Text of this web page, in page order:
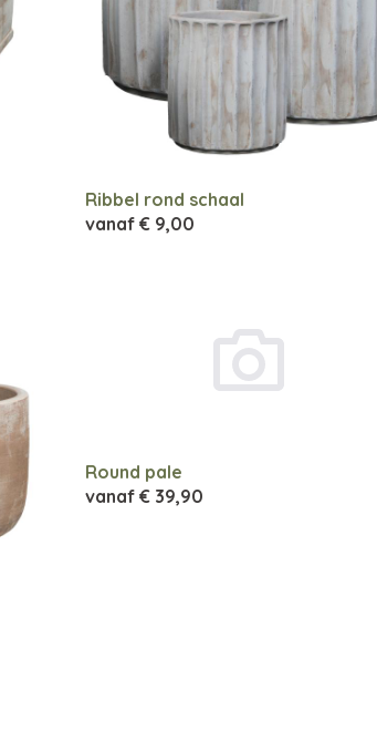
Ribbel rond schaal
vanaf € 9,00
Round pale
vanaf € 39,90